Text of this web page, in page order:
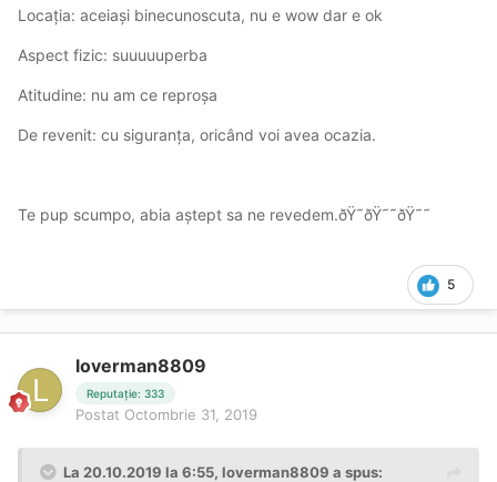
Locația: aceiași binecunoscuta, nu e wow dar e ok
Aspect fizic: suuuuuperba
Atitudine: nu am ce reproșa
De revenit: cu siguranța, oricând voi avea ocazia.
Te pup scumpo, abia aștept sa ne revedem.ðŸ˜ðŸ˜˜ðŸ˜˜
5
loverman8809
Reputație: 333
Postat Octombrie 31, 2019
La 20.10.2019 la 6:55, loverman8809 a spus: